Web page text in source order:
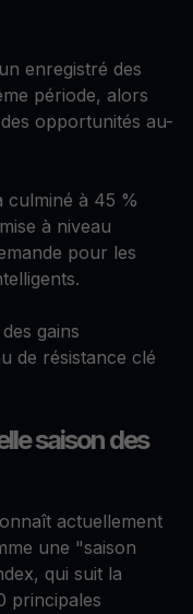
enregistré des
période, alors
opportunités au-
culminé à 45 %
à niveau
pour les
gains
de résistance clé
saison des
actuellement
une "saison
qui suit la
principales